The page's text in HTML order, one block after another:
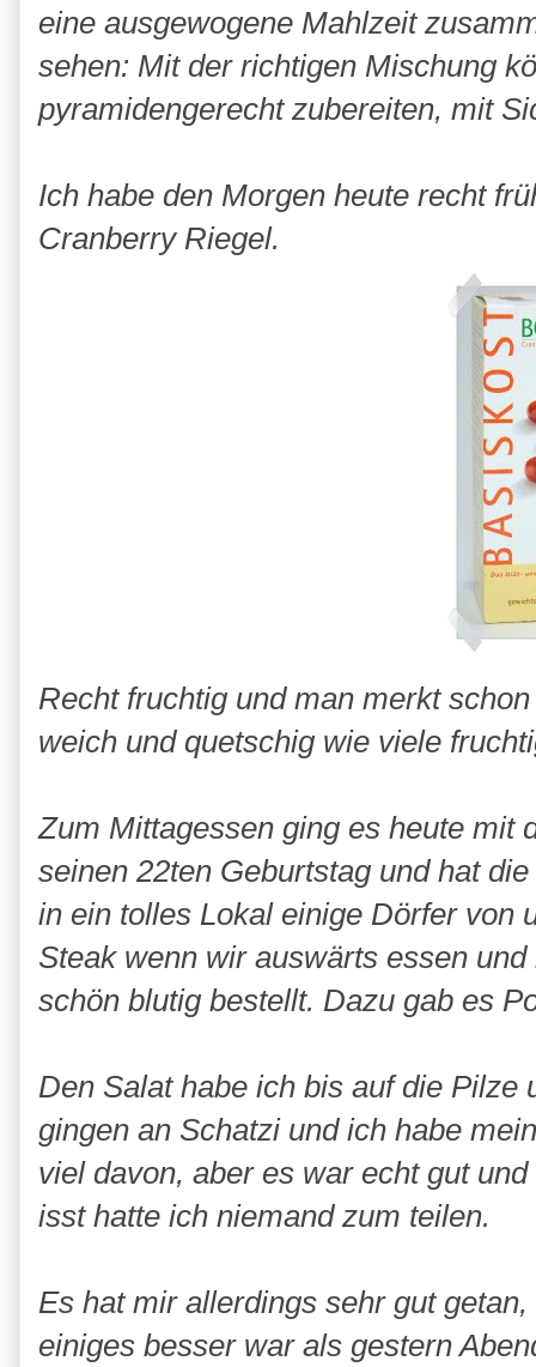
eine ausgewogene Mahlzeit
sehen: Mit der richtigen Mischung
pyramidengerecht zubereiten, mit
Ich habe den Morgen heute recht
Cranberry Riegel.
Recht fruchtig und man merkt
weich und quetschig wie viele
Zum Mittagessen ging es heute mit
seinen 22ten Geburtstag und hat
in ein tolles Lokal einige Dörfer von
Steak wenn wir auswärts essen
schön blutig bestellt. Dazu gab es
Den Salat habe ich bis auf die
gingen an Schatzi und ich habe
viel davon, aber es war echt gut
isst hatte ich niemand zum teilen.
Es hat mir allerdings sehr gut
einiges besser war als gestern